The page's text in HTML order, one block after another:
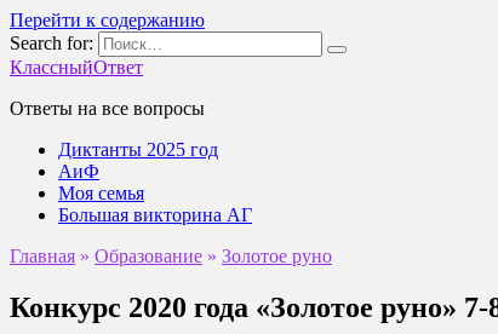
Перейти к содержанию
Search for:
КлассныйОтвет
Ответы на все вопросы
Диктанты 2025 год
АиФ
Моя семья
Большая викторина АГ
Главная » Образование » Золотое руно
Конкурс 2020 года «Золотое руно»